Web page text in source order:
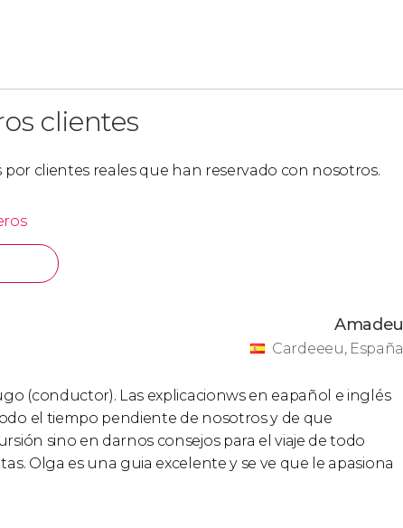
clientes
por clientes reales que han reservado con nosotros.
Amadeu
Cardeeeu, España
(conductor). Las explicacionws en eapañol e inglés
el tiempo pendiente de nosotros y de que
sino en darnos consejos para el viaje de todo
Olga es una guia excelente y se ve que le apasiona